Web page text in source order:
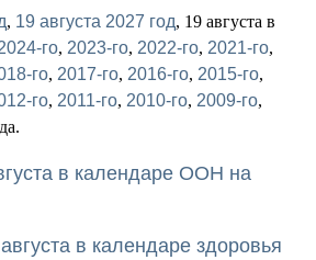
, 19 августа 2027 год, 19 августа в
го, 2023-го, 2022-го, 2021-го,
го, 2017-го, 2016-го, 2015-го,
го, 2011-го, 2010-го, 2009-го,
в календаре ООН на
в календаре здоровья